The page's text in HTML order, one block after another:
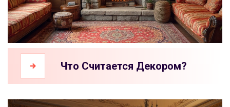
Что Считается Декором?